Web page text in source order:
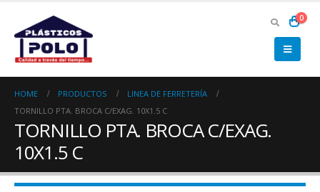
0
HOME PRODUCTOS
LINEA DE FERRETERÍA
TORNILLO PTA. BROCA C/EXAG. 10X1.5 C
TORNILLO PTA. BROCA C/EXAG.
10X1.5 C